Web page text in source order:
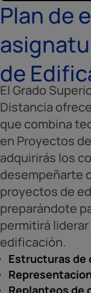
Plan de
de
El Grado
Distancia
que combina
en Proyectos
adquirirás los
desempeñarte
proyectos de
preparándote
permitirá
edificación.
Estructuras de
Replanteos de